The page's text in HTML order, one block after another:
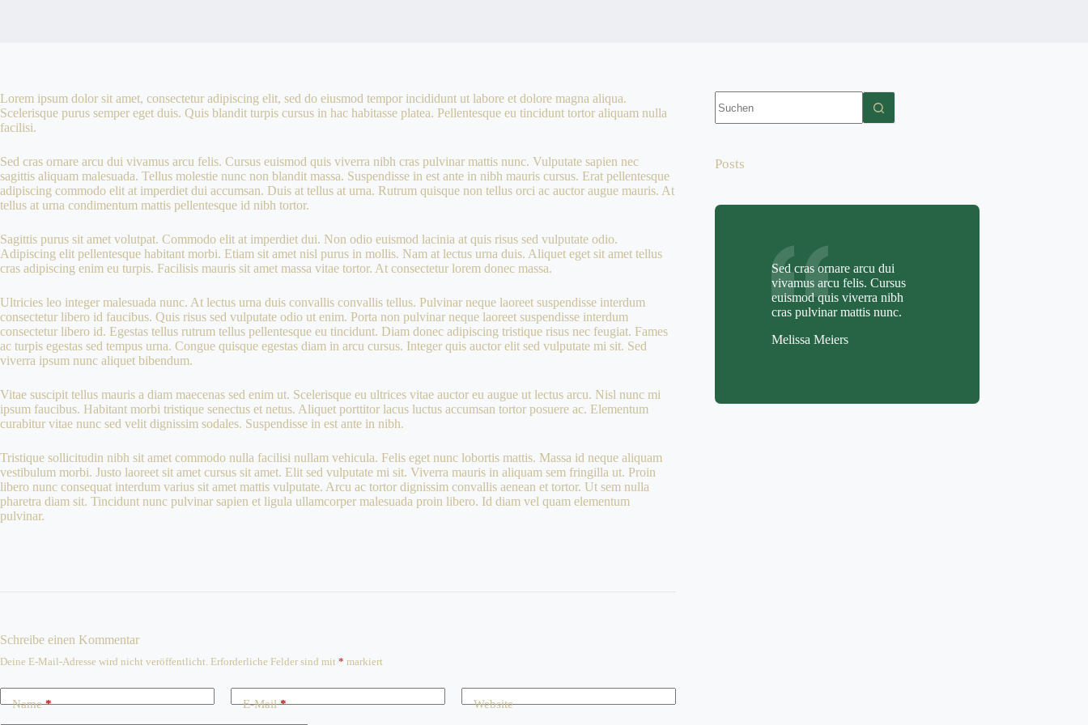
Lorem ipsum dolor sit amet, consectetur adipiscing elit, sed do eiusmod tempor incididunt ut labore et dolore magna aliqua.
Scelerisque purus semper eget duis. Quis blandit turpis cursus in hac habitasse platea. Pellentesque eu tincidunt tortor aliquam nulla
facilisi.
Sed cras ornare arcu dui vivamus arcu felis. Cursus euismod quis viverra nibh cras pulvinar mattis nunc. Vulputate sapien nec
sagittis aliquam malesuada. Tellus molestie nunc non blandit massa. Suspendisse in est ante in nibh mauris cursus. Erat pellentesque
adipiscing commodo elit at imperdiet dui accumsan. Duis at tellus at urna. Rutrum quisque non tellus orci ac auctor augue mauris. At
tellus at urna condimentum mattis pellentesque id nibh tortor.
Sagittis purus sit amet volutpat. Commodo elit at imperdiet dui. Non odio euismod lacinia at quis risus sed vulputate odio.
Adipiscing elit pellentesque habitant morbi. Etiam sit amet nisl purus in mollis. Nam at lectus urna duis. Aliquet eget sit amet tellus
cras adipiscing enim eu turpis. Facilisis mauris sit amet massa vitae tortor. At consectetur lorem donec massa.
Ultricies leo integer malesuada nunc. At lectus urna duis convallis convallis tellus. Pulvinar neque laoreet suspendisse interdum
consectetur libero id faucibus. Quis risus sed vulputate odio ut enim. Porta non pulvinar neque laoreet suspendisse interdum
consectetur libero id. Egestas tellus rutrum tellus pellentesque eu tincidunt. Diam donec adipiscing tristique risus nec feugiat. Fames
ac turpis egestas sed tempus urna. Congue quisque egestas diam in arcu cursus. Integer quis auctor elit sed vulputate mi sit. Sed
viverra ipsum nunc aliquet bibendum.
Vitae suscipit tellus mauris a diam maecenas sed enim ut. Scelerisque eu ultrices vitae auctor eu augue ut lectus arcu. Nisl nunc mi
ipsum faucibus. Habitant morbi tristique senectus et netus. Aliquet porttitor lacus luctus accumsan tortor posuere ac. Elementum
curabitur vitae nunc sed velit dignissim sodales. Suspendisse in est ante in nibh.
Tristique sollicitudin nibh sit amet commodo nulla facilisi nullam vehicula. Felis eget nunc lobortis mattis. Massa id neque aliquam
vestibulum morbi. Justo laoreet sit amet cursus sit amet. Elit sed vulputate mi sit. Viverra mauris in aliquam sem fringilla ut. Proin
libero nunc consequat interdum varius sit amet mattis vulputate. Arcu ac tortor dignissim convallis aenean et tortor. Ut sem nulla
pharetra diam sit. Tincidunt nunc pulvinar sapien et ligula ullamcorper malesuada proin libero. Id diam vel quam elementum
pulvinar.
Schreibe einen Kommentar
Deine E-Mail-Adresse wird nicht veröffentlicht. Erforderliche Felder sind mit * markiert
Name* E-Mail* Website
Ergebnisse
Posts
Sed cras ornare arcu dui
vivamus arcu felis. Cursus
euismod quis viverra nibh
cras pulvinar mattis nunc.
Melissa Meiers